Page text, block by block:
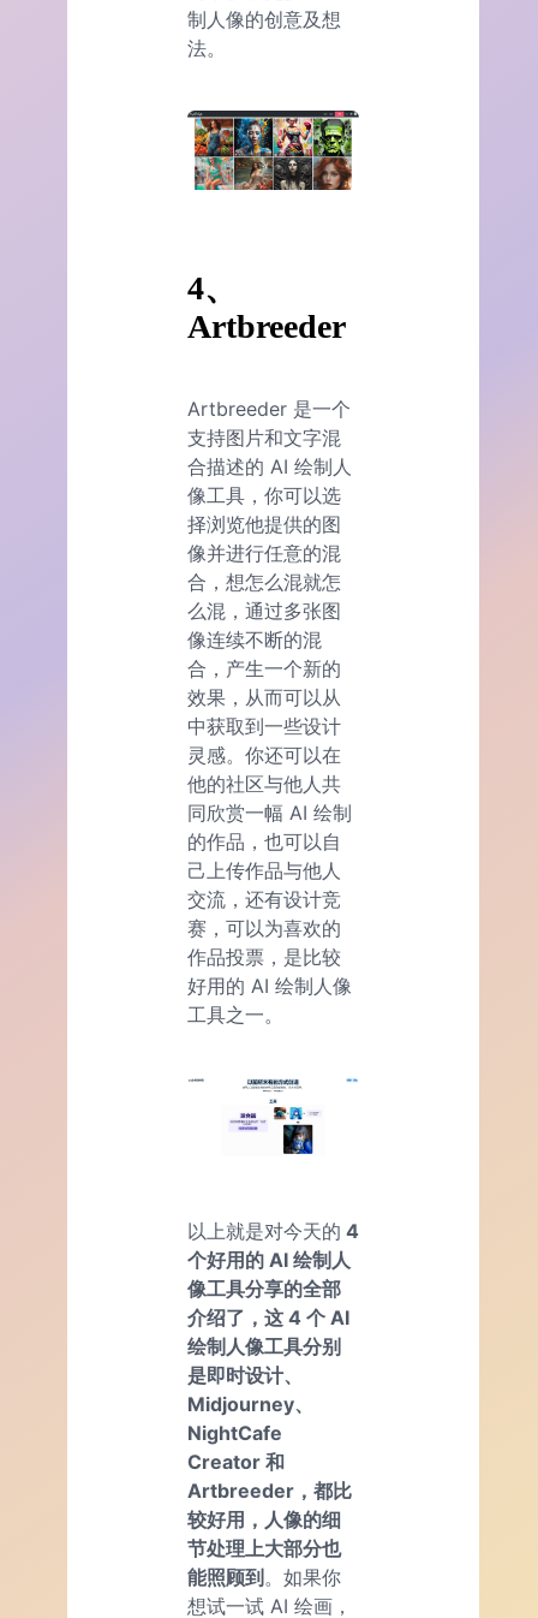
制人像的创意及想
法。
4、
Artbreeder
Artbreeder 是一个
支持图片和文字混
合描述的 AI 绘制人
像工具，你可以选
择浏览他提供的图
像并进行任意的混
合，想怎么混就怎
么混，通过多张图
像连续不断的混
合，产生一个新的
效果，从而可以从
中获取到一些设计
灵感。你还可以在
他的社区与他人共
同欣赏一幅 AI 绘制
的作品，也可以自
己上传作品与他人
交流，还有设计竞
赛，可以为喜欢的
作品投票，是比较
好用的 AI 绘制人像
工具之一。
以上就是对今天的 4
个好用的 AI 绘制人
像工具分享的全部
介绍了，这 4 个 AI
绘制人像工具分别
是即时设计、
Midjourney、
NightCafe
Creator 和
Artbreeder，都比
较好用，人像的细
节处理上大部分也
能照顾到 。如果你
想试一试 AI 绘画，